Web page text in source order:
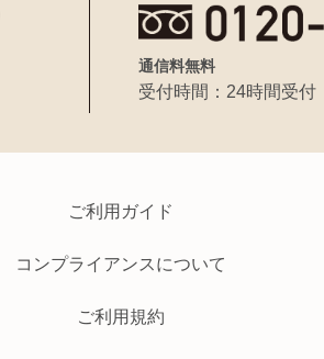
通信料無料
受付時間：24時間受付
ご利用ガイド
コンプライアンスについて
ご利用規約